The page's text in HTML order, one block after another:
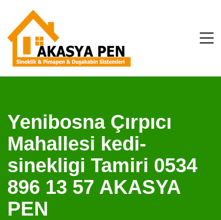
Yenibosna Çırpıcı
Mahallesi kedi-
sinekligi Tamiri 0534
896 13 57 AKASYA
PEN